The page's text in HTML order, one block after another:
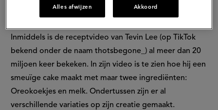
Oreo mug cake
Inmiddels is de receptvideo van Tevin Lee (op TikTok
bekend onder de naam thotsbegone_) al meer dan 20
miljoen keer bekeken. In zijn video is te zien hoe hij een
smeuïge cake maakt met maar twee ingrediënten:
Oreokoekjes en melk. Ondertussen zijn er al
verschillende variaties op zijn creatie gemaakt.
Alles afwijzen Akkoord